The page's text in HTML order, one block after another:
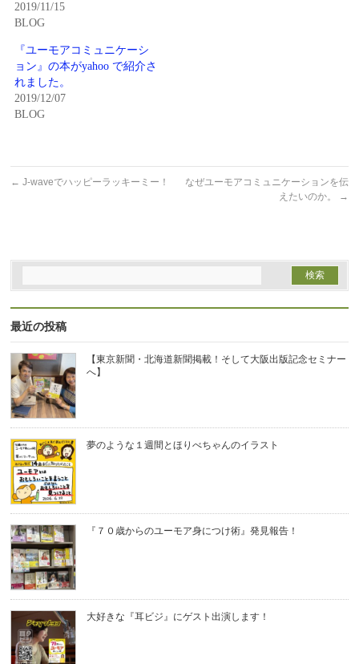
ン
ド
ウ
開
き
ま
す)
だ
さ
し
い
ウ
ィ
ン
ド
2019/11/15
BLOG
『ユーモアコミュニケーシ
ョン』の本がyahoo で紹介さ
れました。
2019/12/07
BLOG
← J-waveでハッピーラッキーミー！
なぜユーモアコミュニケーションを伝
えたいのか。
→
最近の投稿
【東京新聞・北海道新聞掲載！そして大阪出版記念セミナー
へ】
夢のような１週間とほりべちゃんのイラスト
『７０歳からのユーモア身につけ術』発見報告！
大好きな『耳ビジ』にゲスト出演します！